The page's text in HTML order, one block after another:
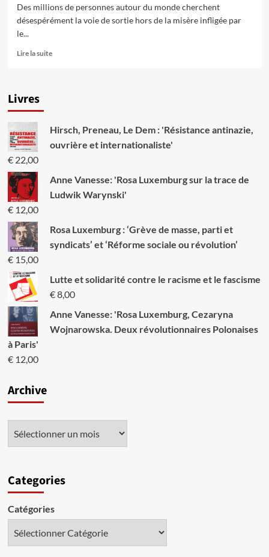
Des millions de personnes autour du monde cherchent
désespérément la voie de sortie hors de la misère infligée par
le...
Lire la suiteEn
coopératives
peuvent-
pour
le
Livres
Hirsch, Preneau, Le Dem : 'Résistance antinazie,
ouvrière et internationaliste'
€22,00
Anne Vanesse: 'Rosa Luxemburg sur la trace de
Ludwik Warynski'
€12,00
Rosa Luxemburg : ‘Grève de masse, parti et
syndicats’ et ‘Réforme sociale ou révolution’
€15,00
Lutte et solidarité contre le racisme et le fascisme
€8,00
Anne Vanesse: 'Rosa Luxemburg, Cezaryna
Wojnarowska. Deux révolutionnaires Polonaises
à Paris'
€12,00
Archive
Categories
Catégories